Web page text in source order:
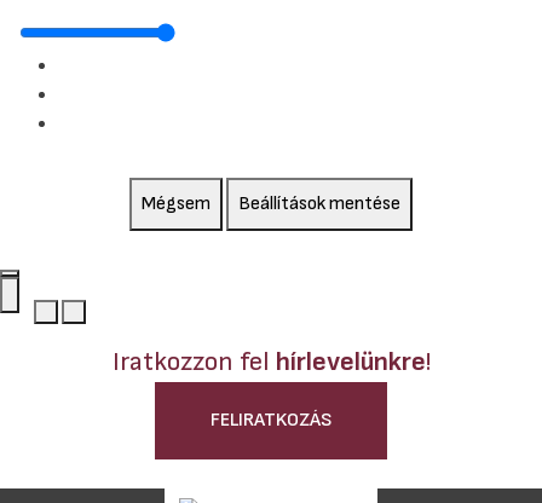
Mégsem Beállítások mentése
Iratkozzon fel hírlevelünkre!
FELIRATKOZÁS